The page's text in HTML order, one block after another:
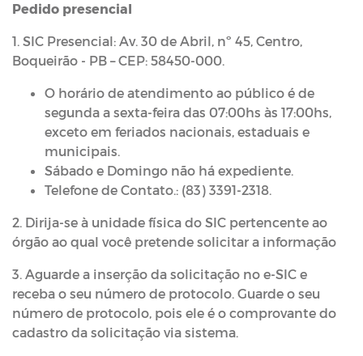
Pedido presencial
1. SIC Presencial: Av. 30 de Abril, nº 45, Centro,
Boqueirão - PB – CEP: 58450-000.
O horário de atendimento ao público é de
segunda a sexta-feira das 07:00hs às 17:00hs,
exceto em feriados nacionais, estaduais e
municipais.
Sábado e Domingo não há expediente.
Telefone de Contato.: (83) 3391-2318.
2. Dirija-se à unidade física do SIC pertencente ao
órgão ao qual você pretende solicitar a informação
3. Aguarde a inserção da solicitação no e-SIC e
receba o seu número de protocolo. Guarde o seu
número de protocolo, pois ele é o comprovante do
cadastro da solicitação via sistema.